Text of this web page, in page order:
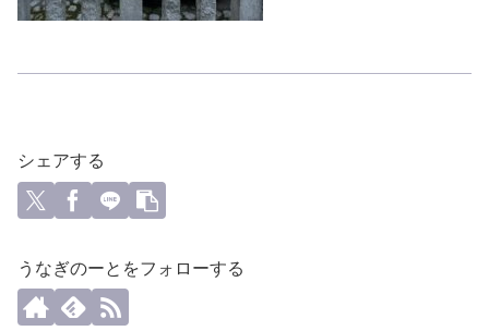
シェアする
うなぎのーとをフォローする